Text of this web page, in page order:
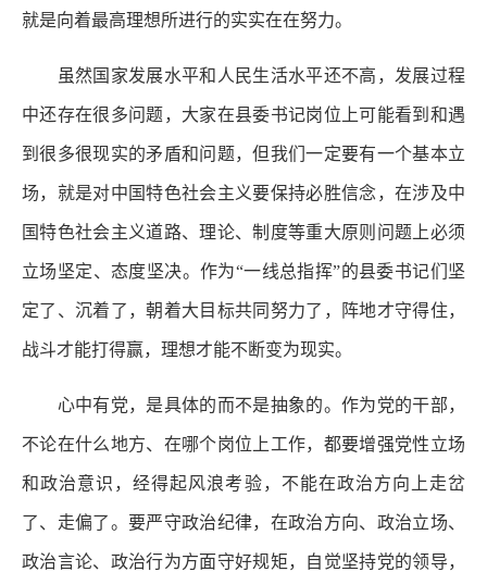
就是向着最高理想所进行的实实在在努力。
虽然国家发展水平和人民生活水平还不高，发展过程
中还存在很多问题，大家在县委书记岗位上可能看到和遇
到很多很现实的矛盾和问题，但我们一定要有一个基本立
场，就是对中国特色社会主义要保持必胜信念，在涉及中
国特色社会主义道路、理论、制度等重大原则问题上必须
立场坚定、态度坚决。作为“一线总指挥”的县委书记们坚
定了、沉着了，朝着大目标共同努力了，阵地才守得住，
战斗才能打得赢，理想才能不断变为现实。
心中有党，是具体的而不是抽象的。作为党的干部，
不论在什么地方、在哪个岗位上工作，都要增强党性立场
和政治意识，经得起风浪考验，不能在政治方向上走岔
了、走偏了。要严守政治纪律，在政治方向、政治立场、
政治言论、政治行为方面守好规矩，自觉坚持党的领导，